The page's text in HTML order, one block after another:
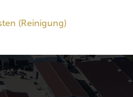
(Reinigung)